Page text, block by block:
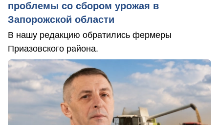
проблемы со сбором урожая в
Запорожской области
В нашу редакцию обратились фермеры
Приазовского района.